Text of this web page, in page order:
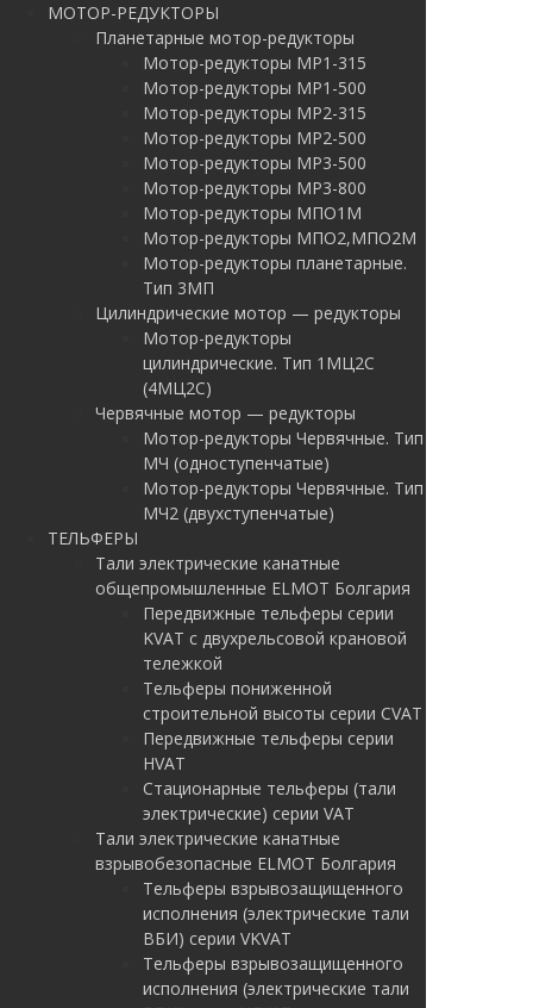
МОТОР-РЕДУКТОРЫ
Планетарные мотор-редукторы
Мотор-редукторы МР1-315
Мотор-редукторы МР1-500
Мотор-редукторы МР2-315
Мотор-редукторы МР2-500
Мотор-редукторы МР3-500
Мотор-редукторы МР3-800
Мотор-редукторы МПО1М
Мотор-редукторы МПО2,МПО2М
Мотор-редукторы планетарные.
Тип 3МП
Цилиндрические мотор — редукторы
Мотор-редукторы
цилиндрические. Тип 1МЦ2С
(4МЦ2С)
Червячные мотор — редукторы
Мотор-редукторы Червячные. Тип
МЧ (одноступенчатые)
Мотор-редукторы Червячные. Тип
МЧ2 (двухступенчатые)
ТЕЛЬФЕРЫ
Тали электрические канатные
общепромышленные ELMOT Болгария
Передвижные тельферы серии
KVAT с двухрельсовой крановой
тележкой
Тельферы пониженной
строительной высоты серии CVAT
Передвижные тельферы серии
HVAT
Стационарные тельферы (тали
электрические) серии VAT
Тали электрические канатные
взрывобезопасные ELMOT Болгария
Тельферы взрывозащищенного
исполнения (электрические тали
ВБИ) серии VKVAT
Тельферы взрывозащищенного
исполнения (электрические тали